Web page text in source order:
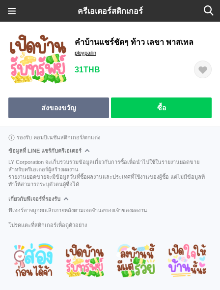
ครีเอเตอร์สติกเกอร์
คำบ้านแชร์ชัดๆ ท้าว เลขา พาสเทล
ploypailin
31THB
ส่งของขวัญ ซื้อ
รองรับ คอมบิเนชันสติกเกอร์/ตกแต่ง
ข้อมูลที่ LINE แชร์กับครีเอเตอร์
LY Corporation จะเก็บรวบรวมข้อมูลเกี่ยวกับการซื้อเพื่อนำไปใช้ในรายงานยอดขาย
สำหรับครีเอเตอร์ผู้สร้างผลงาน
รายงานยอดขายจะมีข้อมูลวันที่ซื้อผลงานและประเทศที่ใช้งานของผู้ซื้อ แต่ไม่มีข้อมูลที่
ทำให้สามารถระบุตัวตนผู้ซื้อได้
เกี่ยวกับฟีเจอร์ที่รองรับ
ฟีเจอร์อาจถูกยกเลิกภายหลังตามเจตจำนงของเจ้าของผลงาน
โปรดแตะที่สติกเกอร์เพื่อดูตัวอย่าง